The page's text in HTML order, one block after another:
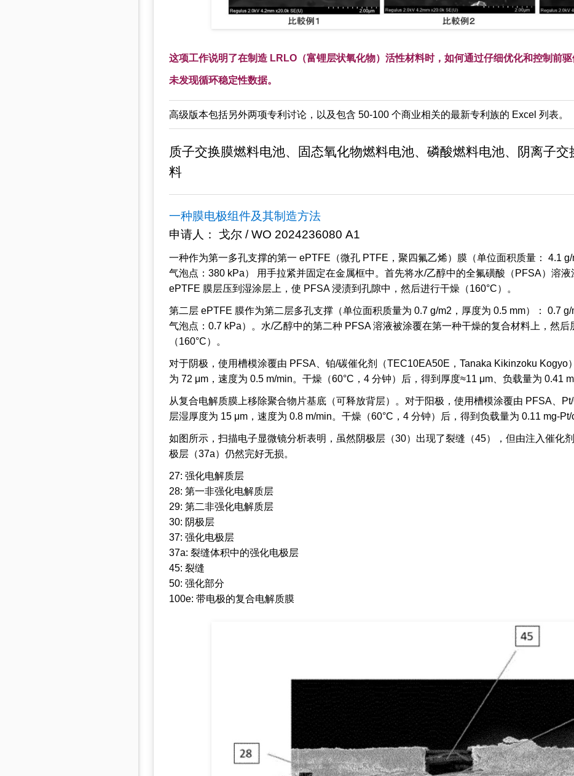
这项工作说明了在制造 LRLO（富锂层状氧化物）活性材料时，如何通过仔细优化和控制前驱
未发现循环稳定性数据。
高级版本包括另外两项专利讨论，以及包含 50-100 个商业相关的最新专利族的 Excel 列表。
质子交换膜燃料电池、固态氧化物燃料电池、磷酸燃料电池、阴离子
料
一种膜电极组件及其制造方法
申请人： 戈尔 / WO 2024236080 A1
一种作为第一多孔支撑的第一 ePTFE（微孔 PTFE，聚四氟乙烯）膜（单位面积质量： 4.1 g/
气泡点：380 kPa） 用手拉紧并固定在金属框中。首先将水/乙醇中的全氟磺酸（PFSA）溶
ePTFE 膜层压到湿涂层上，使 PFSA 浸渍到孔隙中，然后进行干燥（160°C）。
第二层 ePTFE 膜作为第二层多孔支撑（单位面积质量为 0.7 g/m2，厚度为 0.5 mm）： 0.7 g/
气泡点：0.7 kPa）。水/乙醇中的第二种 PFSA 溶液被涂覆在第一种干燥的复合材料上，然
（160°C）。
对于阴极，使用槽模涂覆由 PFSA、铂/碳催化剂（TEC10EA50E，Tanaka Kikinzoku Kogyo
为 72 μm，速度为 0.5 m/min。干燥（60°C，4 分钟）后，得到厚度≈11 μm、负载量为 0.41
从复合电解质膜上移除聚合物片基底（可释放背层）。对于阳极，使用槽模涂覆由 PFSA、
层湿厚度为 15 μm，速度为 0.8 m/min。干燥（60°C，4 分钟）后，得到负载量为 0.11 mg-Pt/
如图所示，扫描电子显微镜分析表明，虽然阴极层（30）出现了裂缝（45），但由注入催化
极层（37a）仍然完好无损。
27: 强化电解质层
28: 第一非强化电解质层
29: 第二非强化电解质层
30: 阴极层
37: 强化电极层
37a: 裂缝体积中的强化电极层
45: 裂缝
50: 强化部分
100e: 带电极的复合电解质膜